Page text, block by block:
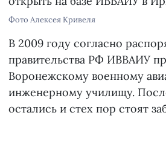
Фото Алексея Кривеля
В 2009 году согласно
правительства РФ ИВВАИУ
Воронежскому военному
инженерному училищу.
остались и стех пор стоят